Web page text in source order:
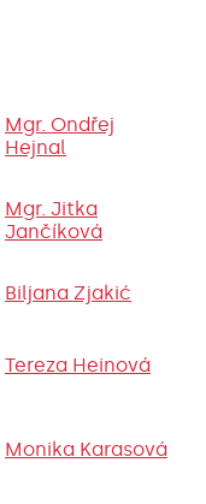
Mgr. Ondřej
Hejnal
Mgr. Jitka
Jančíková
Biljana Zjakić
Tereza Heinová
Monika Karasová